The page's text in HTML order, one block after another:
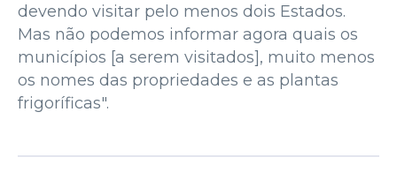
devendo visitar pelo menos dois Estados.
Mas não podemos informar agora quais os
municípios [a serem visitados], muito menos
os nomes das propriedades e as plantas
frigoríficas".